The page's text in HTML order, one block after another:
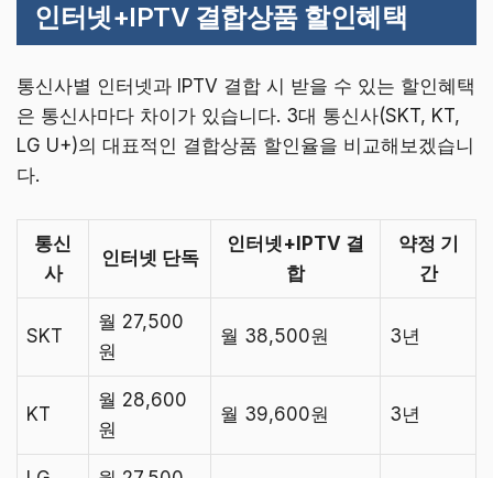
인터넷+IPTV 결합상품 할인혜택
통신사별 인터넷과 IPTV 결합 시 받을 수 있는 할인혜택
은 통신사마다 차이가 있습니다. 3대 통신사(SKT, KT,
LG U+)의 대표적인 결합상품 할인율을 비교해보겠습니
다.
통신
사
인터넷 단독
인터넷+IPTV 결
합
약정 기
간
SKT
월 27,500
원
월 38,500원 3년
KT
월 28,600
원
월 39,600원 3년